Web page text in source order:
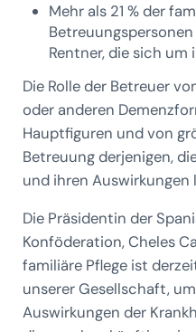
Mehr als 21 % der
Rentner, die sich
Die Rolle der Betreuer
oder anderen
Hauptfiguren und von
Betreuung derjenigen,
und ihren Auswirkungen
Die Präsidentin der
Konföderation, Cheles
familiäre Pflege ist
unserer Gesellschaft,
Auswirkungen der